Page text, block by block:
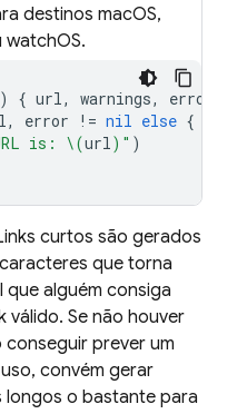
destinos macOS,
watchOS.
{ url, warnings, error
, error != nil else {
is: \(url) " )
curtos são gerados
que torna
alguém consiga
válido. Se não houver
conseguir prever um
convém gerar
longos o bastante para